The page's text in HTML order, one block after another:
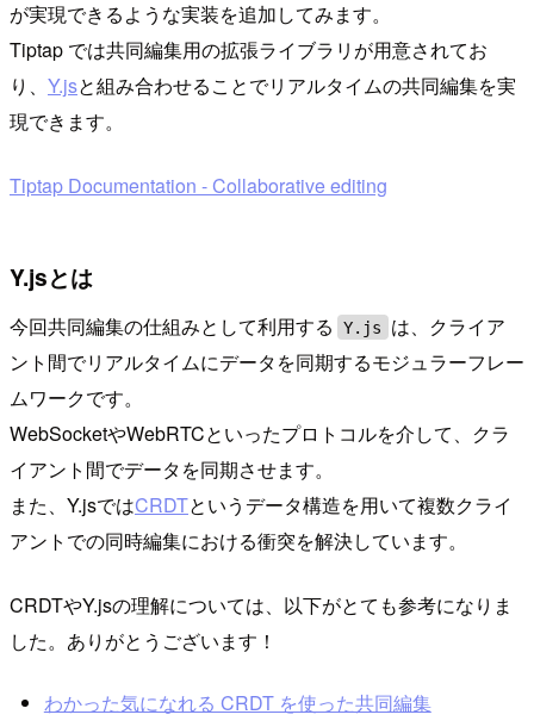
が実現できるような実装を追加してみます。
Tiptap では共同編集用の拡張ライブラリが用意されてお
り、 Y.jsと組み合わせることでリアルタイムの共同編集を実
現できます。
Tiptap Documentation - Collaborative editing
Y.jsとは
今回共同編集の仕組みとして利用する Y.js
は、クライア
ント間でリアルタイムにデータを同期するモジュラーフレー
ムワークです。
WebSocketやWebRTCといったプロトコルを介して、クラ
イアント間でデータを同期させます。
また、Y.jsではCRDTというデータ構造を用いて複数クライ
アントでの同時編集における衝突を解決しています。
CRDTやY.jsの理解については、以下がとても参考になりま
した。ありがとうございます！
わかった気になれる CRDT を使った共同編集